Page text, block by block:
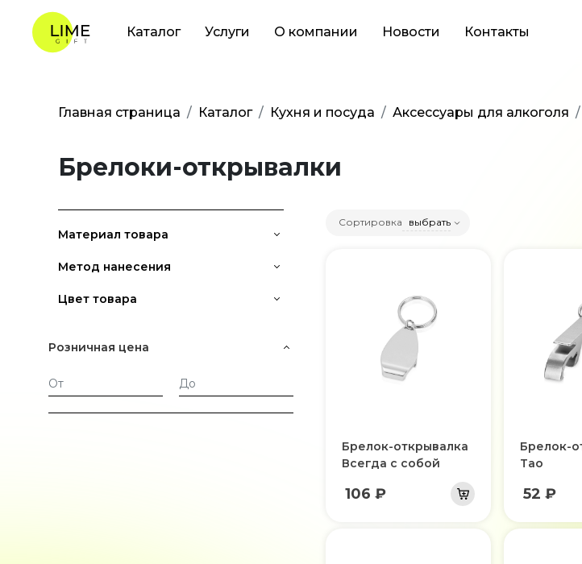
Каталог Услуги О компании Новости Контакты
Главная страница Каталог Кухня и посуда Аксессуары для алкоголя
Брелоки-открывалки
Материал товара
Метод нанесения
Цвет товара
Розничная цена
Сортировка выбрать
Брелок-открывалка
Всегда с собой
106 ₽
Брелок-
Tao
52 ₽